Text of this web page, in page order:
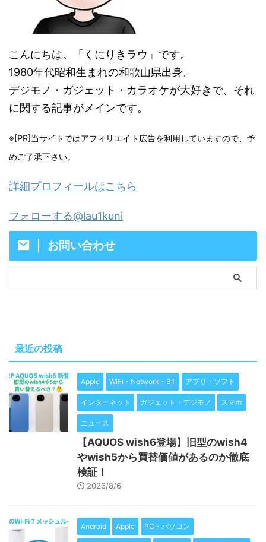
こんにちは。「くにりきラウ」です。
1980年代昭和生まれの和歌山県出身。
デジモノ・ガジェット・カラオケが大好きで、それ
に関する記事がメインです。
※[PR]当サイトではアフィリエイト広告を利用していますので、予
めご了承下さい。
詳細プロフィールはこちら
フォローする@lau1kuni
お問い合わせ
最近の投稿
Apple WiFi・Network・BT アプリ・ソフト
インターネット ガジェット・デジモノ スマホ
ニュース
【AQUOS wish6登場】旧型のwish4
やwish5から買替価値があるのか徹底
検証！
2026/8/6
Android Apple PC・パソコン